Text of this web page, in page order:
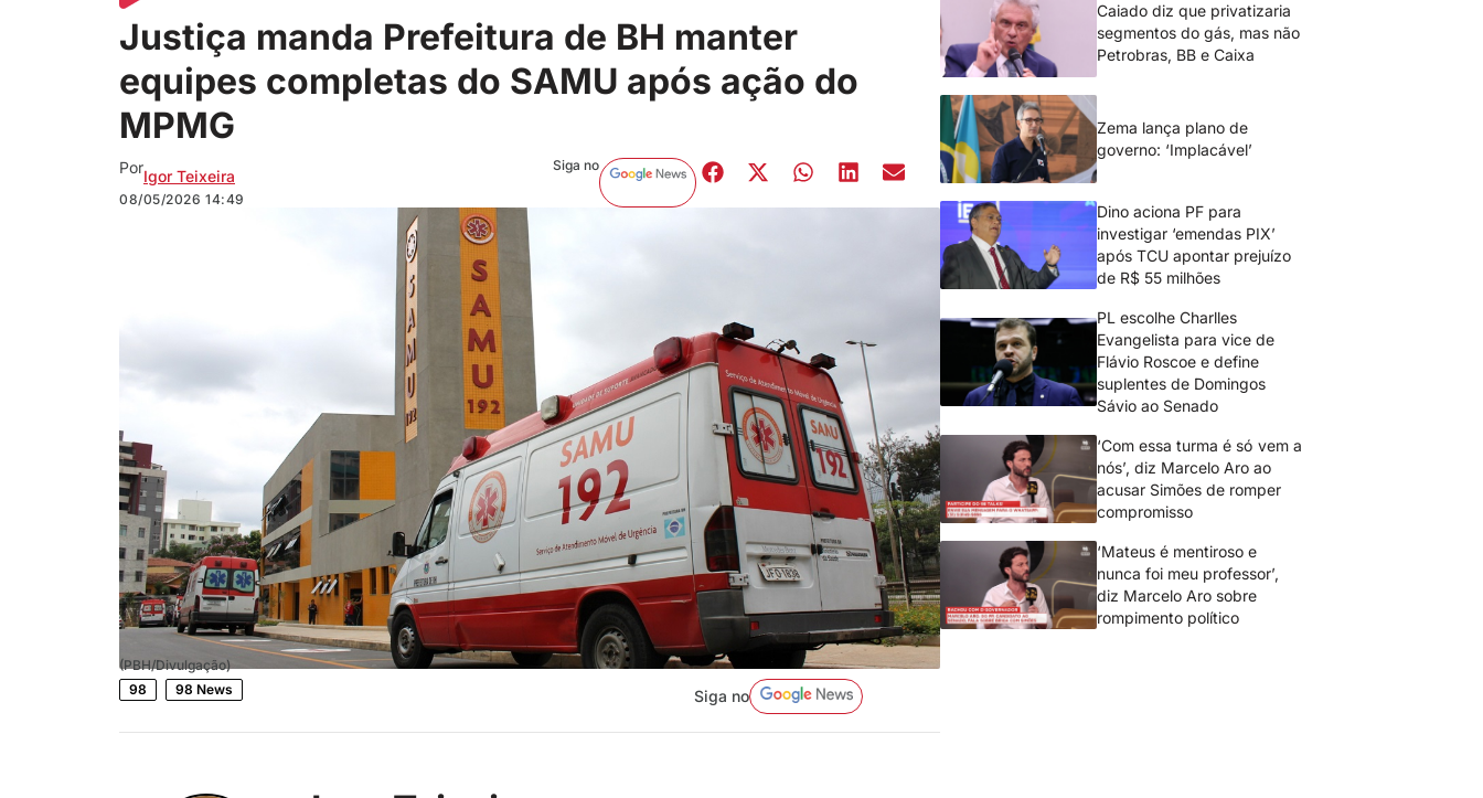
Justiça manda Prefeitura de BH manter
equipes completas do SAMU após ação do
MPMG
PorIgor Teixeira
08/05/2026 14:49
Siga no
(PBH/Divulgação)
98
98 News Siga no
Caiado diz que privatizaria
segmentos do gás, mas não
Petrobras, BB e Caixa
Zema lança plano de
governo: ‘Implacável’
Dino aciona PF para
investigar ‘emendas PIX’
após TCU apontar prejuízo
de R$ 55 milhões
PL escolhe Charlles
Evangelista para vice de
Flávio Roscoe e define
suplentes de Domingos
Sávio ao Senado
‘Com essa turma é só vem a
nós’, diz Marcelo Aro ao
acusar Simões de romper
compromisso
‘Mateus é mentiroso e
nunca foi meu professor’,
diz Marcelo Aro sobre
rompimento político